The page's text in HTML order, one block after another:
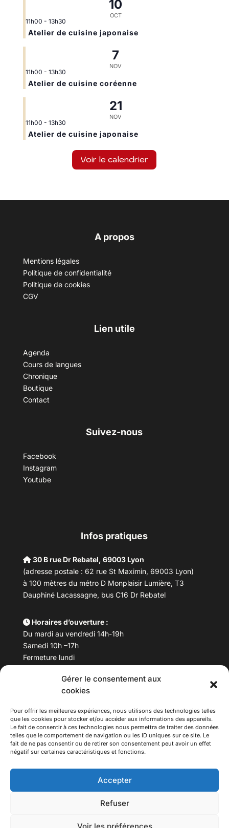
Gérer le consentement aux
cookies
Pour offrir les meilleures expériences, nous utilisons des technologies telles
que les cookies pour stocker et/ou accéder aux informations des appareils.
Le fait de consentir à ces technologies nous permettra de traiter des données
telles que le comportement de navigation ou les ID uniques sur ce site. Le
fait de ne pas consentir ou de retirer son consentement peut avoir un effet
négatif sur certaines caractéristiques et fonctions.
Accepter
Refuser
Voir les préférences
10
OCT
11h00 - 13h30
Atelier de cuisine japonaise
7
NOV
11h00 - 13h30
Atelier de cuisine coréenne
21
NOV
11h00 - 13h30
Atelier de cuisine japonaise
Voir le calendrier
A propos
Mentions légales
Politique de confidentialité
Politique de cookies
CGV
Lien utile
Agenda
Cours de langues
Chronique
Boutique
Contact
Suivez-nous
Facebook
Instagram
Youtube
Infos pratiques
30 B rue Dr Rebatel, 69003 Lyon
(adresse postale : 62 rue St Maximin, 69003 Lyon)
à 100 mètres du métro D Monplaisir Lumière, T3
Dauphiné Lacassagne, bus C16 Dr Rebatel
Horaires d’ouverture :
Du mardi au vendredi 14h-19h
Samedi 10h –17h
Fermeture lundi
Téléphone : 04 78 53 06 40
maisondesculturesasiatiques@asiexpo.com